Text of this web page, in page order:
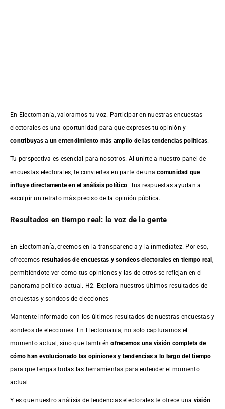
En Electomanía, valoramos tu voz. Participar en nuestras encuestas
electorales es una oportunidad para que expreses tu opinión y
contribuyas a un entendimiento más amplio de las tendencias políticas.
Tu perspectiva es esencial para nosotros. Al unirte a nuestro panel de
encuestas electorales, te conviertes en parte de unacomunidad que
influye directamente en el análisis político. Tus respuestas ayudan a
esculpir un retrato más preciso de la opinión pública.
Resultados en tiempo real: la voz de la gente
En Electomanía, creemos en la transparencia y la inmediatez. Por eso,
ofrecemos resultados deencuestas y sondeos electorales en tiempo real
permitiéndote ver cómo tus opiniones y las de otros se reflejan en el
panorama político actual. H2: Explora nuestros últimos resultados de
encuestas y sondeos de elecciones
Mantente informado con los últimos resultados de nuestras encuestasy
sondeos de elecciones. En Electomania, no solo capturamos el
momento actual, sino que tambiénofrecemos una visión completa de
cómo han evolucionado las opiniones y tendencias a lo largo del tiempo
para que tengas todas las herramientas para entender el momento
actual.
Y es que nuestro análisis de tendencias electorales te ofrece una visión